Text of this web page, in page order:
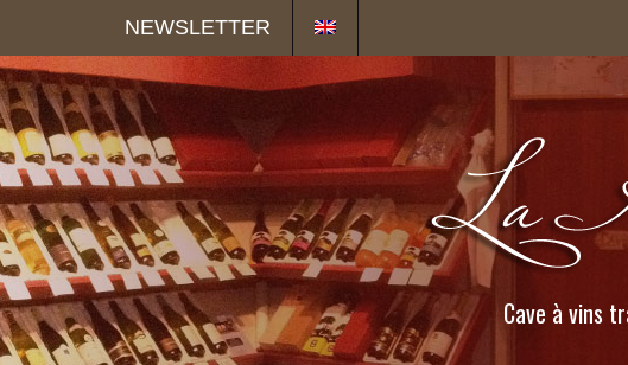
NEWSLETTER
Cave à vins
Panneau de gestion des cookies